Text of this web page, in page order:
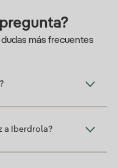
más frecuentes
a Iberdrola?